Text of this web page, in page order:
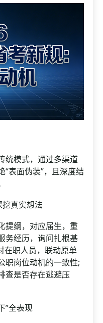
模式，通过多渠道
表面伪装”，且深度结
真实想法
纲，对应届生，重
务经历，询问扎根基
在职人员，联动原单
职岗位动机的一致性;
查是否存在逃避压
全表现